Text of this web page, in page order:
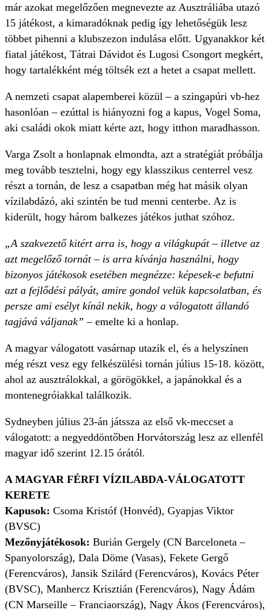
már azokat megelőzően megnevezte az Ausztráliába utazó
15 játékost, a kimaradóknak pedig így lehetőségük lesz
többet pihenni a klubszezon indulása előtt. Ugyanakkor két
fiatal játékost, Tátrai Dávidot és Lugosi Csongort megkért,
hogy tartalékként még töltsék ezt a hetet a csapat mellett.
A nemzeti csapat alapemberei közül – a szingapúri vb-hez
hasonlóan – ezúttal is hiányozni fog a kapus, Vogel Soma,
aki családi okok miatt kérte azt, hogy itthon maradhasson.
Varga Zsolt a honlapnak elmondta, azt a stratégiát próbálja
meg tovább tesztelni, hogy egy klasszikus centerrel vesz
részt a tornán, de lesz a csapatban még hat másik olyan
vízilabdázó, aki szintén be tud menni centerbe. Az is
kiderült, hogy három balkezes játékos juthat szóhoz.
„A szakvezető kitért arra is, hogy a világkupát – illetve az
azt megelőző tornát – is arra kívánja használni, hogy
bizonyos játékosok esetében megnézze: képesek-e befutni
azt a fejlődési pályát, amire gondol velük kapcsolatban, és
persze ami esélyt kínál nekik, hogy a válogatott állandó
tagjává váljanak” – emelte ki a honlap.
A magyar válogatott vasárnap utazik el, és a helyszínen
még részt vesz egy felkészülési tornán július 15-18. között,
ahol az ausztrálokkal, a görögökkel, a japánokkal és a
montenegróiakkal találkozik.
Sydneyben július 23-án játssza az első vk-meccset a
válogatott: a negyeddöntőben Horvátország lesz az ellenfél
magyar idő szerint 12.15 órától.
A MAGYAR FÉRFI VÍZILABDA-VÁLOGATOTT
KERETE
Kapusok: Csoma Kristóf (Honvéd), Gyapjas Viktor
(BVSC)
Mezőnyjátékosok: Burián Gergely (CN Barceloneta –
Spanyolország), Dala Döme (Vasas), Fekete Gergő
(Ferencváros), Jansik Szilárd (Ferencváros), Kovács Péter
(BVSC), Manhercz Krisztián (Ferencváros), Nagy Ádám
(CN Marseille – Franciaország), Nagy Ákos (Ferencváros),